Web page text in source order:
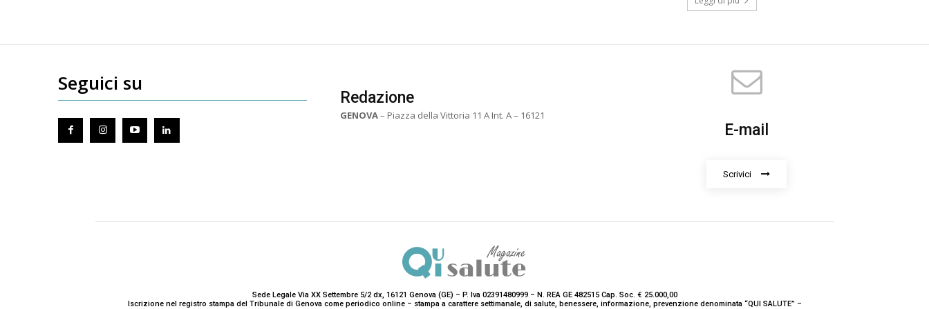
Seguici su
Redazione
GENOVA– Piazza della Vittoria 11 A Int. A – 16121
E-mail
Scrivici
Sede Legale Via XX Settembre 5/2 dx, 16121 Genova (GE) – P. Iva 02391480999 – N. REA GE 482515 Cap. Soc. € 25.000,00
Iscrizione nel registro stampa del Tribunale di Genova come periodico online – stampa a carattere settimanale, di salute, benessere, informazione, prevenzione denominata “QUI SALUTE” –